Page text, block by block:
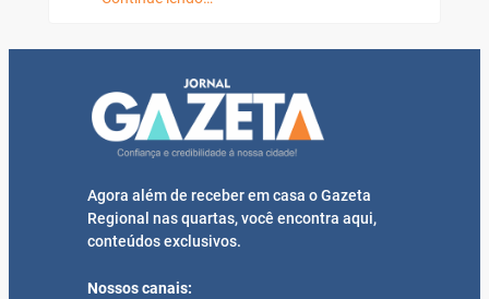
Agora além de receber em casa o Gazeta
Regional nas quartas, você encontra aqui,
conteúdos exclusivos.
Nossos canais: